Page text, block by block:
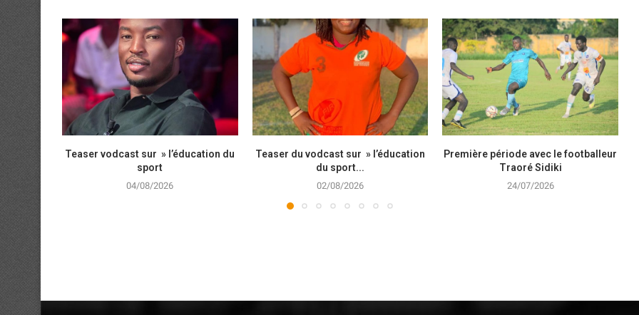
Teaser vodcast sur » l’éducation du
sport
04/08/2026
Teaser du vodcast sur » l’éducation
du sport...
02/08/2026
Première période avec le footballeur
Traoré Sidiki
24/07/2026